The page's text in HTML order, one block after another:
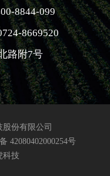
8844-099
8669520
路附7号
份有限公司
42080402000254号
科技